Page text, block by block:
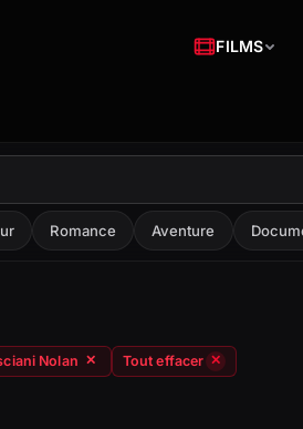
FILMS
Romance Aventure
Nolan ✕ Tout effacer ✕